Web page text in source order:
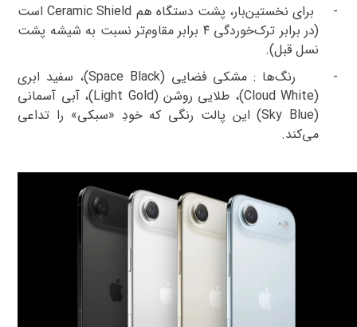
-
برای نخستین‌بار، پشت دستگاه هم Ceramic Shield است
(در برابر ترک‌خوردگی۴ برابر
مقاوم‌تر نسبت به شیشه پشت
نسل قبل).
-
رنگ‌ها : مشکی فضایی (Space Black
)، سفید ابری
(
Cloud White
)، طلایی روشن (Light Gold
)، آبی آسمانی
(
Sky Blue) این پالت رنگی که خودِ «سبکی» را تداعی
می‌کند.